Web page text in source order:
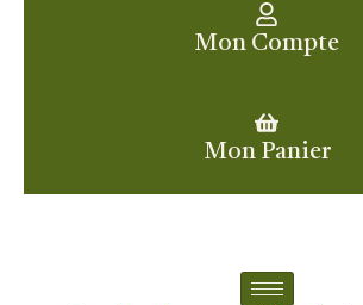
Mon Compte
Mon Panier